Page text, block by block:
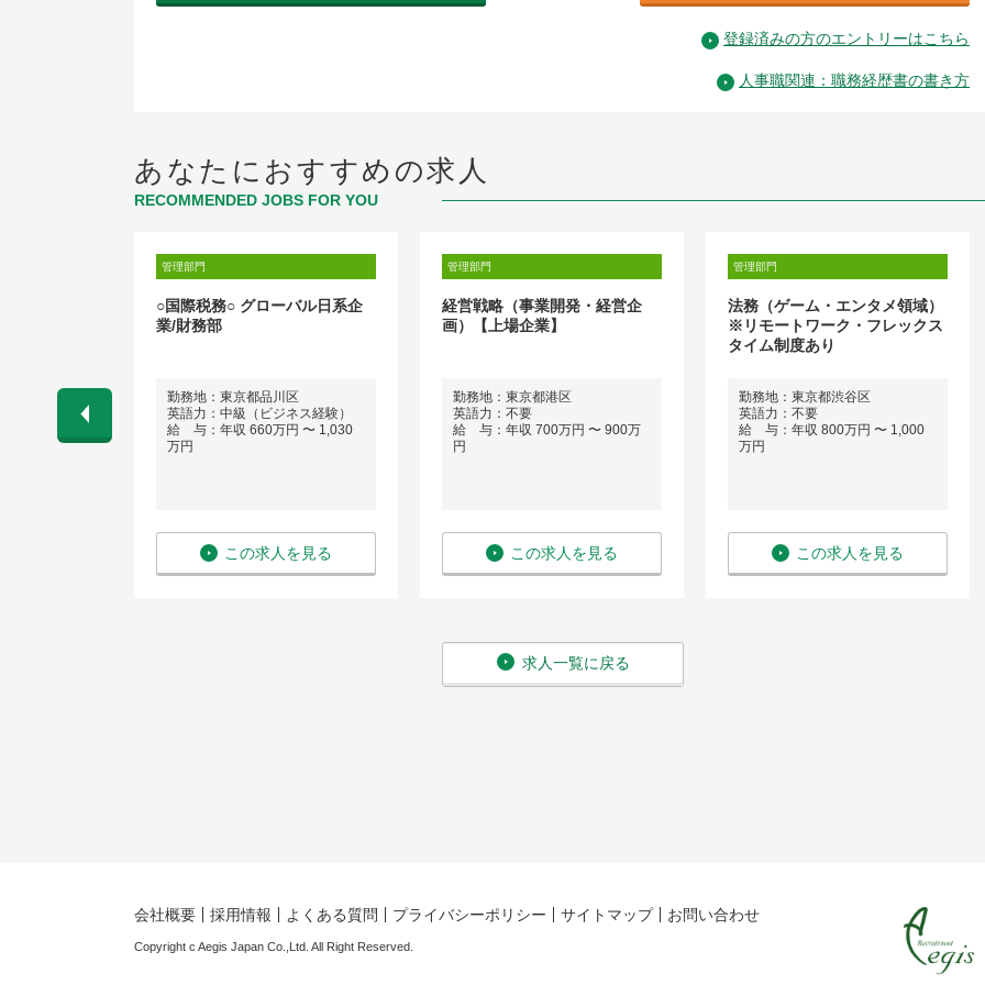
登録済みの方のエントリーはこちら
人事職関連：職務経歴書の書き方
あなたにおすすめの求人
RECOMMENDED JOBS FOR YOU
管理部門
○国際税務○ グローバル日系企
業/財務部
勤務地：東京都品川区
英語力：中級（ビジネス経験）
給 与：年収 660万円 〜 1,030
万円
この求人を見る
管理部門
経営戦略（事業開発・経営企
画）【上場企業】
勤務地：東京都港区
英語力：不要
給 与：年収 700万円 〜 900万
円
この求人を見る
管理部門
法務（ゲーム・エンタメ領域）
※リモートワーク・フレックス
タイム制度あり
勤務地：東京都渋谷区
英語力：不要
給 与：年収 800万円 〜 1,000
万円
この求人を見る
求人一覧に戻る
会社概要 採用情報 よくある質問 プライバシーポリシー サイトマップ お問い合わせ
Copyright c Aegis Japan Co.,Ltd. All Right Reserved.